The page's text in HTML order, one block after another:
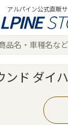
アルパイン公式直販
ンド ダイ